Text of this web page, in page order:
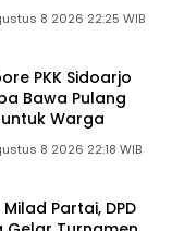
8 2026 22:25 WIB
PKK Sidoarjo
Bawa Pulang
Warga
8 2026 22:18 WIB
Partai, DPD